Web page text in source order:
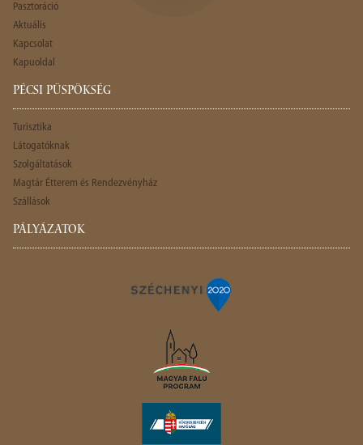
Pasztoráció
Aktuális
Kapcsolat
Kapuoldal
PÉCSI PÜSPÖKSÉG
Turisztika
Látogatóknak
Szolgáltatások
Magtár Étterem és Rendezvényház
Szállások
PÁLYÁZATOK